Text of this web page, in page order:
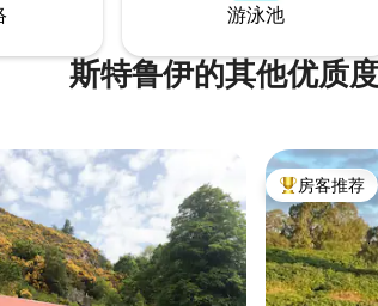
游泳池
斯特鲁伊的其他优质
热门「房客推
房客推荐